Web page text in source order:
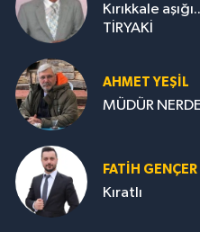
Kırıkkale
TİRYAKİ
AHMET YEŞİL
MÜDÜR
FATIH GENÇER
Kıratlı